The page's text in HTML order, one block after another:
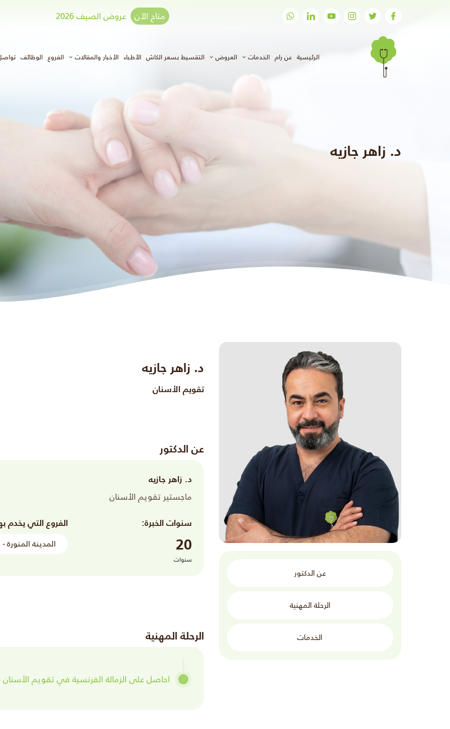
متاح الآن عروض الصيف 2026
الرئيسية(الحالي)
عن رام الخدمات العروض التقسيط بسعر الكاش الأطباء الأخبار والمقالات الفروع الوظائف
د. زاهر جازيه
عن الدكتور
الرحلة المهنية
الخدمات
د. زاهر جازيه
تقويم الأسنان
عن الدكتور
د. زاهر جازيه
ماجستير تقويم الأسنان
سنوات الخبرة:
20
سنوات
الفروع التي يخدم
المدينة المنورة
الرحلة المهنية
احاصل على الزمالة الفرنسية في تقويم الأسنان –